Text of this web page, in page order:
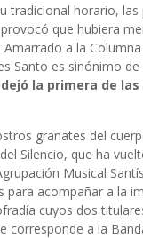
tradicional horario,
que hubiera
Amarrado a la
Santo es sinónimo
la primera de
granates del
Silencio, que ha
Musical
acompañar a la
cuyos dos
corresponde a la